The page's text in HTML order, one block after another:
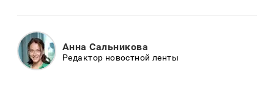
Анна Сальникова
Редактор новостной ленты